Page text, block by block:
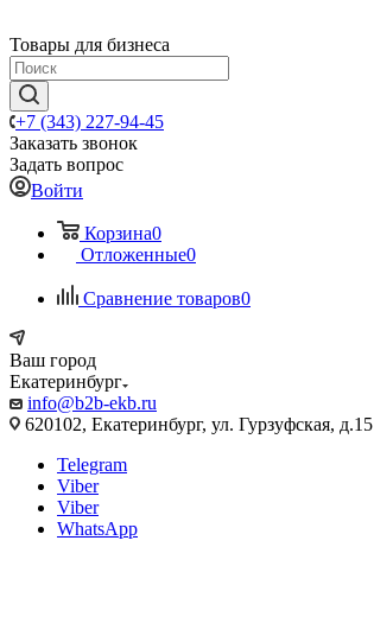
Товары для бизнеса
+7 (343) 227-94-45
Заказать звонок
Задать вопрос
Войти
Корзина0
Отложенные0
Сравнение товаров0
Ваш город
Екатеринбург
info@b2b-ekb.ru
620102, Екатеринбург, ул. Гурзуфская, д.15
Telegram
Viber
Viber
WhatsApp